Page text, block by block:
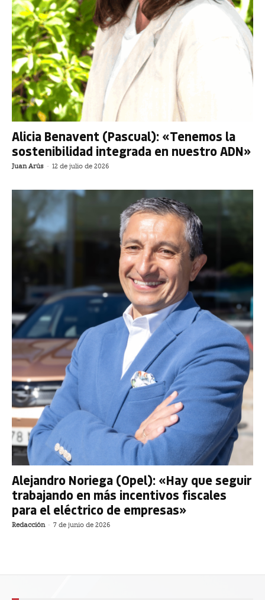
Alicia Benavent (Pascual): «Tenemos la
sostenibilidad integrada en nuestro ADN»
Juan Arús - 12 de julio de 2026
Alejandro Noriega (Opel): «Hay que seguir
trabajando en más incentivos fiscales
para el eléctrico de empresas»
Redacción - 7 de junio de 2026